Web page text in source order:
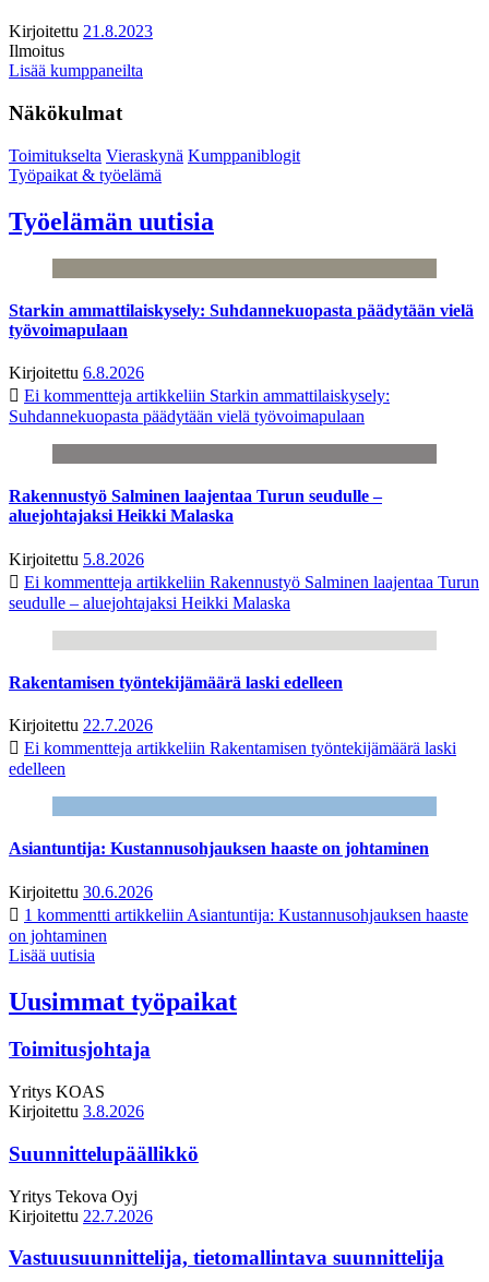
Kirjoitettu 21.8.2023
Ilmoitus
Lisää kumppaneilta
Näkökulmat
Toimitukselta Vieraskynä Kumppaniblogit
Työpaikat & työelämä
Työelämän uutisia
Starkin ammattilaiskysely: Suhdannekuopasta päädytään vielä
työvoimapulaan
Kirjoitettu 6.8.2026
Ei kommentteja artikkeliin Starkin ammattilaiskysely:
Suhdannekuopasta päädytään vielä työvoimapulaan
Rakennustyö Salminen laajentaa Turun seudulle –
aluejohtajaksi Heikki Malaska
Kirjoitettu 5.8.2026
Ei kommentteja artikkeliin Rakennustyö Salminen laajentaa Turun
seudulle – aluejohtajaksi Heikki Malaska
Rakentamisen työntekijämäärä laski edelleen
Kirjoitettu 22.7.2026
Ei kommentteja artikkeliin Rakentamisen työntekijämäärä laski
edelleen
Asiantuntija: Kustannusohjauksen haaste on johtaminen
Kirjoitettu 30.6.2026
1 kommentti artikkeliin Asiantuntija: Kustannusohjauksen haaste
on johtaminen
Lisää uutisia
Uusimmat työpaikat
Toimitusjohtaja
Yritys KOAS
Kirjoitettu 3.8.2026
Suunnittelupäällikkö
Yritys Tekova Oyj
Kirjoitettu 22.7.2026
Vastuusuunnittelija, tietomallintava suunnittelija